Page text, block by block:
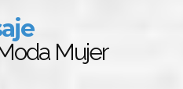
Mujer